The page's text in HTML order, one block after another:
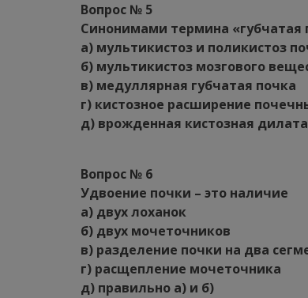
Вопрос № 5
Синонимами термина «губчатая
а) мультикистоз и поликистоз
б) мультикистоз мозгового
в) медуллярная губчатая почка
г) кистозное расширение
д) врожденная кистозная
Вопрос № 6
Удвоение почки – это наличие
а) двух лоханок
б) двух мочеточников
в) разделение почки на два
г) расщепление мочеточника
д) правильно а) и б)